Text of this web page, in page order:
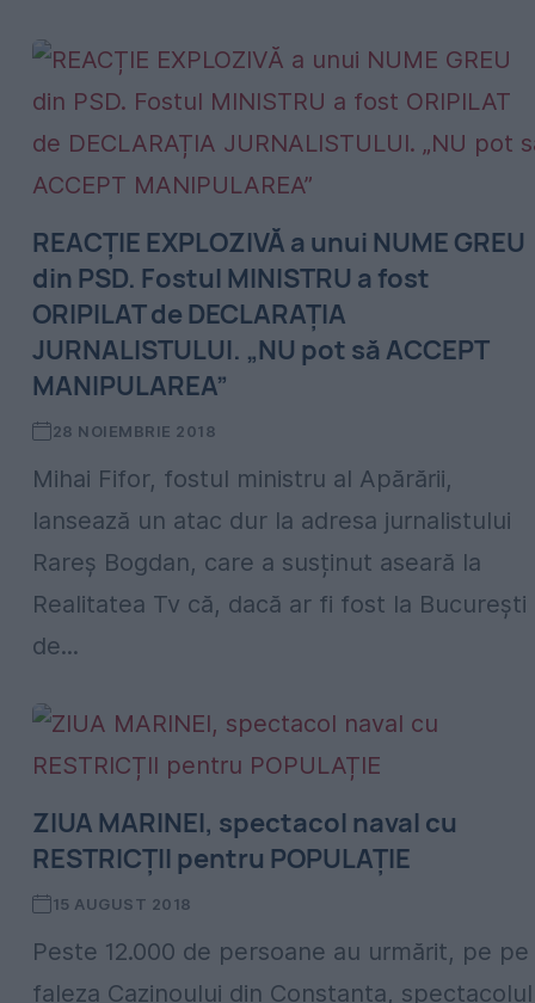
REACȚIE EXPLOZIVĂ a unui NUME GREU
din PSD. Fostul MINISTRU a fost
ORIPILAT de DECLARAȚIA
JURNALISTULUI. „NU pot să ACCEPT
MANIPULAREA”
28 NOIEMBRIE 2018
Mihai Fifor, fostul ministru al Apărării,
lansează un atac dur la adresa jurnalistului
Rareș Bogdan, care a susținut aseară la
Realitatea Tv că, dacă ar fi fost la București
de...
ZIUA MARINEI, spectacol naval cu
RESTRICȚII pentru POPULAȚIE
15 AUGUST 2018
Peste 12.000 de persoane au urmărit, pe pe
faleza Cazinoului din Constanța, spectacolul